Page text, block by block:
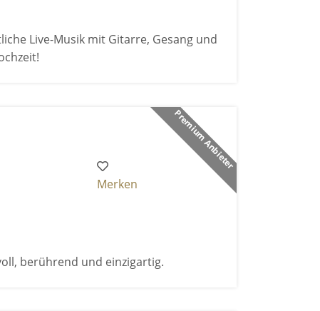
Live-Musik mit Gitarre, Gesang und
Premium Anbieter
Merken
berührend und einzigartig.